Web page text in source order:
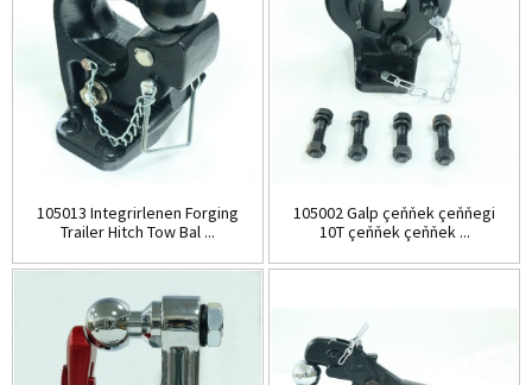
105013 Integrirlenen Forging
Trailer Hitch Tow Bal ...
105002 Galp çeňňek çeňňegi
10T çeňňek çeňňek ...